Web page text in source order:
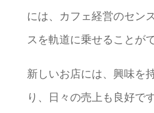
には、カフェ経営のセン
スを軌道に乗せることが
新しいお店には、興味を
り、日々の売上も良好で